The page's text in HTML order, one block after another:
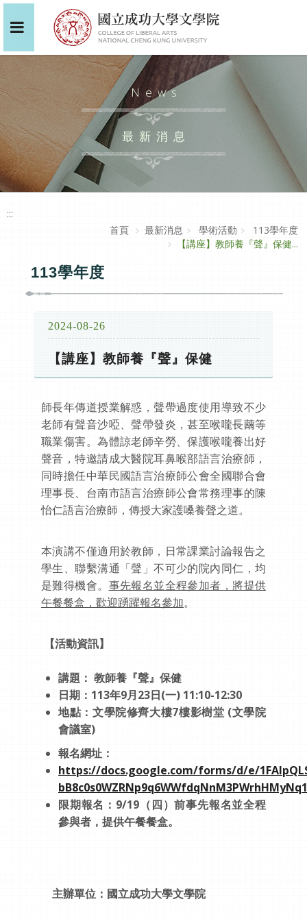
News
最新消息
:::
首頁
最新消息 學術活動
113學年度
【講座】教師養『聲』保健...
113學年度
2024-08-26
【講座】教師養『聲』保健
師長年傳道授業解惑，聲帶過度使用導致不少
老師有聲音沙啞、聲帶發炎，甚至喉嚨長繭等
職業傷害。為體諒老師辛勞、保護喉嚨養出好
聲音，特邀請成大醫院耳鼻喉部語言治療師，
同時擔任中華民國語言治療師公會全國聯合會
理事長、台南市語言治療師公會常務理事的陳
怡仁語言治療師，傳授大家護嗓養聲之道。
本演講不僅適用於教師，日常課業討論報告之
學生、聯繫溝通「聲」不可少的院內同仁，均
是難得機會。 事先報名並全程參加者，將提供
午餐餐盒，歡迎踴躍報名參加。
【活動資訊】
講題： 教師養『聲』保健
日期：113年9月23日(一) 11:10-12:30
地點：文學院修齊大樓7樓影樹堂 (文學院
會議室)
報名網址：
https://docs.google.com/forms/d/e/
限期報名：9/19（四）前事先報名並全程
參與者，提供午餐餐盒。
主辦單位：國立成功大學文學院